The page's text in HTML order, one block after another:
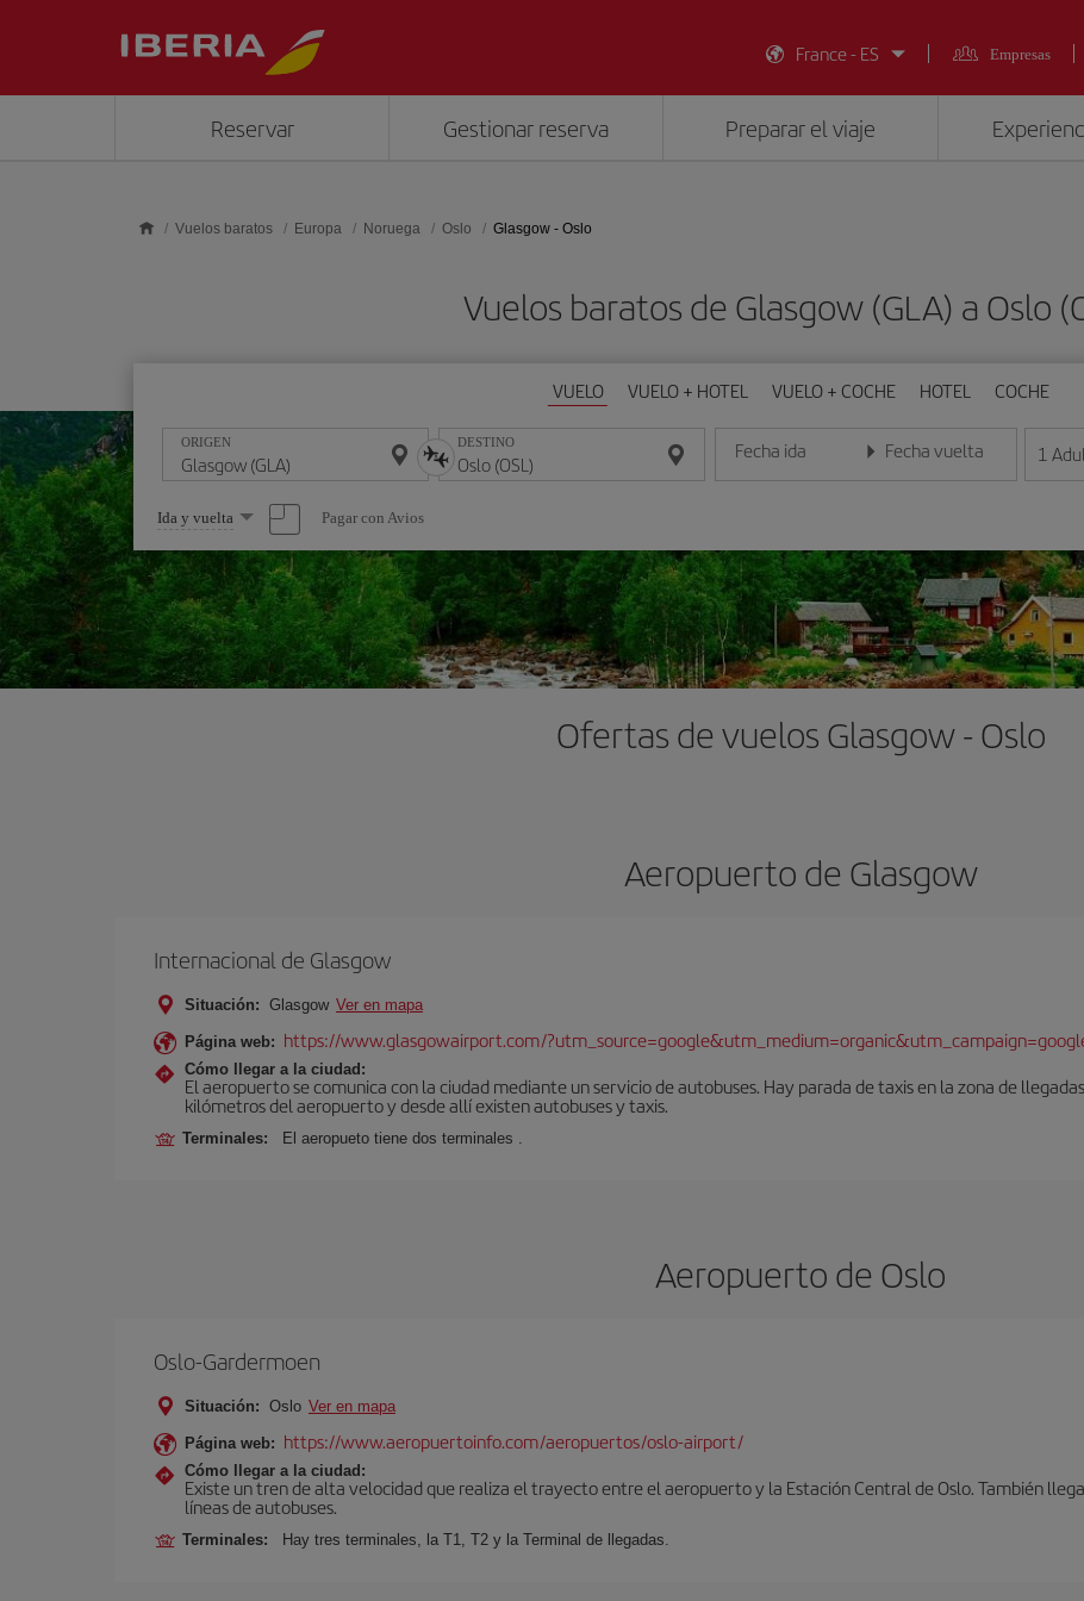
France - ES
Empresas
Reservar Gestionar reserva Preparar el viaje
Vuelos baratos Europa Noruega Oslo Glasgow - Oslo
Vuelos baratos de Glasgow (GLA) a Oslo
VUELO VUELO + HOTEL VUELO + COCHE HOTEL COCHE
ORIGEN DESTINO Fecha ida
Introduce la fecha en formato día/mes/año
Fecha vuelta
Introduce la fecha en formato
1
Seleccione
una
opción
Ida y vuelta Pagar con Avios
Ofertas de vuelos Glasgow - Oslo
Aeropuerto de Glasgow
Internacional de Glasgow
Situación: Glasgow Ver en mapa
Página web: https://www.glasgowairport.com/
Cómo llegar a la ciudad:
El aeropuerto se comunica con la ciudad mediante un servicio de autobuses. Hay parada de taxis en la zona de
kilómetros del aeropuerto y desde allí existen autobuses y taxis.
Terminales: El aeropueto tiene dos terminales .
Aeropuerto de Oslo
Oslo-Gardermoen
Situación: Oslo Ver en mapa
Página web: https://www.aeropuertoinfo.com/aeropuertos/oslo-airport/
Cómo llegar a la ciudad:
Existe un tren de alta velocidad que realiza el trayecto entre el aeropuerto y la Estación Central de Oslo. También
líneas de autobuses.
Terminales: Hay tres terminales, la T1, T2 y la Terminal de llegadas.